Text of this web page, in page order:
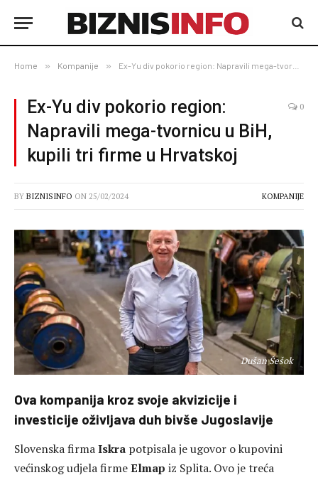
Home » Kompanije » Ex-Yu div pokorio region: Napravili mega-tvornicu u BiH, kupili tri firme u Hrvatskoj
Ex-Yu div pokorio region:
Napravili mega-tvornicu u BiH,
kupili tri firme u Hrvatskoj
0
BY BIZNISINFO ON 25/02/2024 KOMPANIJE
Dušan Šešok
Ova kompanija kroz svoje akvizicije i
investicije oživljava duh bivše Jugoslavije
Slovenska firmaIskra potpisala je ugovor o kupovini
većinskog udjela firmeElmap iz Splita. Ovo je treća